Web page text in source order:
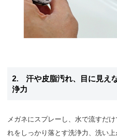
2. 汗や皮脂汚れ、目に見え
浄力
メガネにスプレーし、水で流すだ
れをしっかり落とす洗浄力、洗い